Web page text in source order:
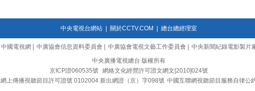
中央電視台網站| 關於CCTV.COM 總台總經理室
中國電視網 中廣協會信息資料委員會 中廣協會電視文藝工作委員會
中央新聞紀錄電影製片
中央廣播電視總台 版權所有
京ICP證060535號
網絡文化經營許可證文網文[2010]024號
網上傳播視聽節目許可證號 0102004 新出網證（京）字098號 中國互聯網視聽節目服務自律公